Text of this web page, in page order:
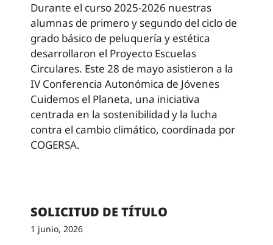
Durante el curso 2025-2026 nuestras
alumnas de primero y segundo del ciclo de
grado básico de peluquería y estética
desarrollaron el Proyecto Escuelas
Circulares. Este 28 de mayo asistieron a la
IV Conferencia Autonómica de Jóvenes
Cuidemos el Planeta, una iniciativa
centrada en la sostenibilidad y la lucha
contra el cambio climático, coordinada por
COGERSA.
SOLICITUD DE TÍTULO
1 junio, 2026